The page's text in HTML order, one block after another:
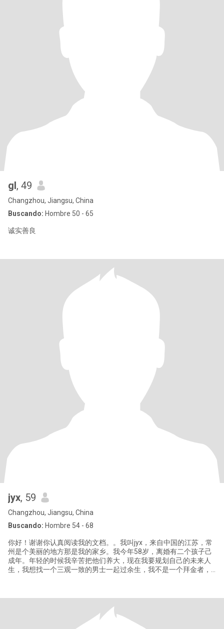
gl, 49
Changzhou, Jiangsu, China
Buscando: Hombre 50 - 65
诚实善良
jyx, 59
Changzhou, Jiangsu, China
Buscando: Hombre 54 - 68
你好！谢谢你认真阅读我的文档。。我叫jyx，来自中国的江苏，常
州是个美丽的地方那是我的家乡。我今年58岁，离婚有二个孩子己
成年。年轻的时候我辛苦把他们养大，现在我要规划自己的未来人
生，我想找一个三观一致的男士一起过余生，我不是一个拜金者，
己经退休，我喜欢旅游。做饭.散步.和朋友一起聊天，我最近学习了
烘焙，家人朋友都说好吃，你喜欢我亲自做给你吃吗？好了你愿意